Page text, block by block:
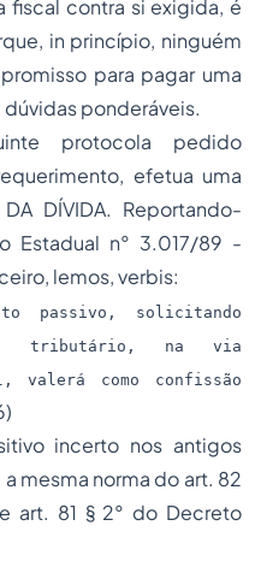
fiscal contra si exigida, é
in princípio, ninguém
para pagar uma
ponderáveis.
protocola pedido
efetua uma
DA DÍVIDA. Reportando-
Estadual n° 3.017/89 -
lemos,verbis:
passivo, solicitando
tributário, na via
valerá como confissão
incerto nos antigos
mesma norma do art. 82
art. 81 § 2° do Decreto